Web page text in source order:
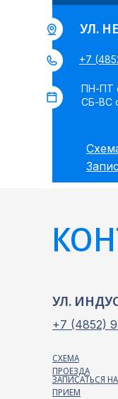
УЛ.
ПН-ПТ
СБ-ВС
+7
УЛ.
+7 (4852)
СХЕМА
ПРОЕЗДА
ЗАПИСАТЬСЯ НА
ПРИЕМ